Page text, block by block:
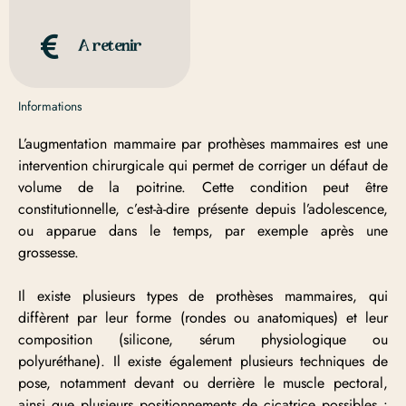
A retenir
Informations
L’augmentation mammaire par prothèses mammaires est une
intervention chirurgicale qui permet de corriger un défaut de
volume de la poitrine. Cette condition peut être
constitutionnelle, c’est-à-dire présente depuis l’adolescence,
ou apparue dans le temps, par exemple après une
grossesse.
Il existe plusieurs types de prothèses mammaires, qui
diffèrent par leur forme (rondes ou anatomiques) et leur
composition (silicone, sérum physiologique ou
polyuréthane). Il existe également plusieurs techniques de
pose, notamment devant ou derrière le muscle pectoral,